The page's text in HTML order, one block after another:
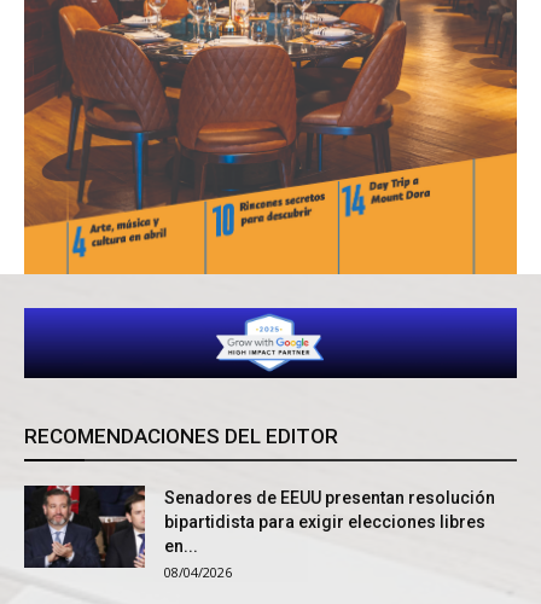
RECOMENDACIONES DEL EDITOR
Senadores de EEUU presentan resolución
bipartidista para exigir elecciones libres
en...
08/04/2026